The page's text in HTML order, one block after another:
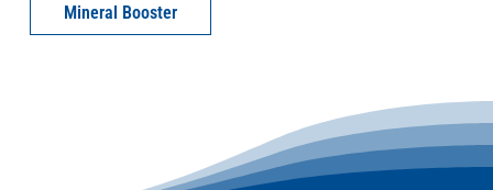
Mineral Booster